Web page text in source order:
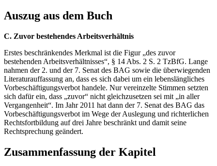
Auszug aus dem Buch
C. Zuvor bestehendes Arbeitsverhältnis
Erstes beschränkendes Merkmal ist die Figur „des zuvor
bestehenden Arbeitsverhältnisses“, § 14 Abs. 2 S. 2 TzBfG. Lange
nahmen der 2. und der 7. Senat des BAG sowie die überwiegenden
Literaturauffassung an, dass es sich dabei um ein lebenslängliches
Vorbeschäftigungsverbot handele. Nur vereinzelte Stimmen setzten
sich dafür ein, dass „zuvor“ nicht gleichzusetzen sei mit „in aller
Vergangenheit“. Im Jahr 2011 hat dann der 7. Senat des BAG das
Vorbeschäftigungsverbot im Wege der Auslegung und richterlichen
Rechtsfortbildung auf drei Jahre beschränkt und damit seine
Rechtsprechung geändert.
Zusammenfassung der Kapitel